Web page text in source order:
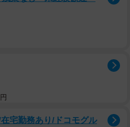
経由で、大阪万博への足を確保し
発計画」を策定。これは伊勢志摩
に誘引する計画でした。この計画
摩線（鳥羽～賢島）の改良でし
れていました。また、志摩線は
宅勤務あり/ドコモグル